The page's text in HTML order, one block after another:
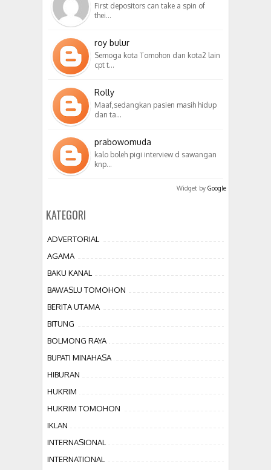
First depositors can take a spin of
thei…
roy bulur
Semoga kota Tomohon dan kota2 lain
cpt t…
Rolly
Maaf,sedangkan pasien masih hidup
dan ta…
prabowomuda
kalo boleh pigi interview d sawangan
knp…
Widget by Google
KATEGORI
ADVERTORIAL
AGAMA
BAKU KANAL
BAWASLU TOMOHON
BERITA UTAMA
BITUNG
BOLMONG RAYA
BUPATI MINAHASA
HIBURAN
HUKRIM
HUKRIM TOMOHON
IKLAN
INTERNASIONAL
INTERNATIONAL